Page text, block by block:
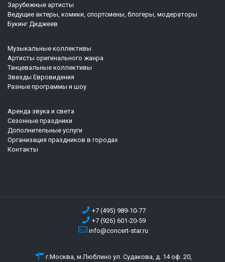
Зарубежные артисты
Ведущие актеры, комики, спортсмены, блогеры, модераторы
Букинг Диджеев
Музыкальные коллективы
Артисты оригинального жанра
Танцевальные коллективы
Звезды Евровидения
Разные программы и шоу
Аренда звука и света
Сезонные праздники
Дополнительные услуги
Организация праздников в городах
Контакты
+7 (495) 989-10-77
+7 (926) 601-20-59
info@concert-star.ru
г.Москва, м.Люблино ул. Судакова, д. 14 оф. 20,